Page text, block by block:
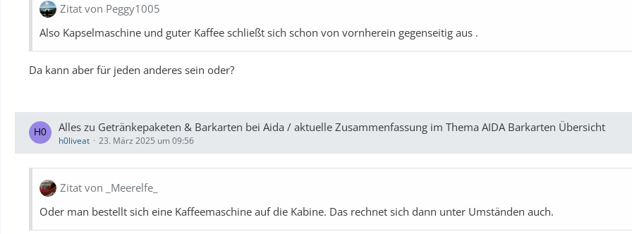
Zitat von Peggy1005
Also Kapselmaschine und guter Kaffee schließt sich schon von vornherein gegenseitig aus .
Da kann aber für jeden anderes sein oder?
Alles zu Getränkepaketen & Barkarten bei Aida / aktuelle Zusammenfassung im Thema AIDA Barkarten Übersicht
h0liveat 23. März 2025 um 09:56
Zitat von _Meerelfe_
Oder man bestellt sich eine Kaffeemaschine auf die Kabine. Das rechnet sich dann unter Umständen auch.